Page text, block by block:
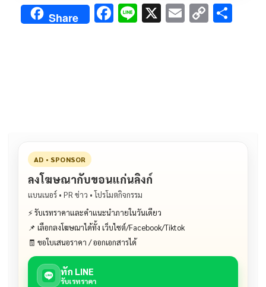
Share F Li X E C
AD • SPONSOR
ลงโฆษณากับขอนแก่นลิงก์
แบนเนอร์ • PR ข่าว • โปรโมตกิจกรรม
⚡ รับเรทราคาและคำแนะนำภายในวันเดียว
📌 เลือกลงโฆษณาได้ทั้ง เว็บไซต์/Facebook/Tiktok
🧾 ขอใบเสนอราคา / ออกเอกสารได้
ทัก LINE
รับเรทราคา